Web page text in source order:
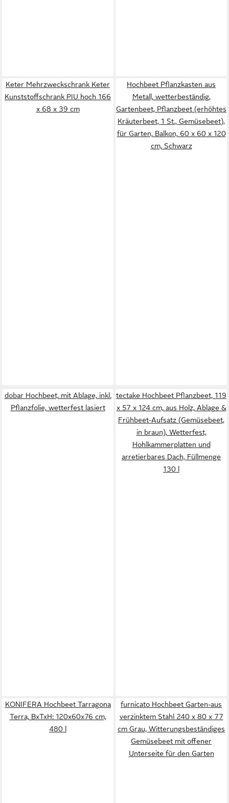
Keter Mehrzweckschrank Keter
Kunststoffschrank PIU hoch 166
x 68 x 39 cm
Hochbeet Pflanzkasten aus
Metall, wetterbeständig,
Gartenbeet, Pflanzbeet (erhöhtes
Kräuterbeet, 1 St., Gemüsebeet),
für Garten, Balkon, 60 x 60 x 120
cm, Schwarz
dobar Hochbeet, mit Ablage, inkl.
Pflanzfolie, wetterfest lasiert
tectake Hochbeet Pflanzbeet, 119
x 57 x 124 cm, aus Holz, Ablage &
Frühbeet-Aufsatz (Gemüsebeet,
in braun), Wetterfest,
Hohlkammerplatten und
arretierbares Dach, Füllmenge
130 l
KONIFERA Hochbeet Tarragona
Terra, BxTxH: 120x60x76 cm,
480 l
furnicato Hochbeet Garten-aus
verzinktem Stahl 240 x 80 x 77
cm Grau, Witterungsbeständiges
Gemüsebeet mit offener
Unterseite für den Garten